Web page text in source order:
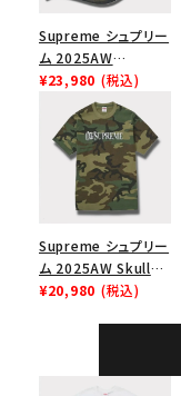
Supreme シュプリー
ム 2025AW
Overdyed Camp
Cap オーバーダイド
キャンプキャップ ブ
ラック
¥23,980 (税込)
Supreme シュプリー
ム 2025AW Skull
Tee スカル Tシャ
¥20,980 (税込)